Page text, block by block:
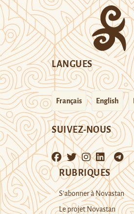
LANGUES
Français English
SUIVEZ-NOUS
RUBRIQUES
S’abonner à Novastan
Le projet Novastan